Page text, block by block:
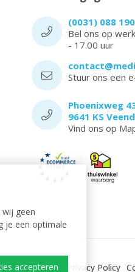
geen
je een optimale
accepteren
(0031) 088
Bel ons op
- 17.00 uur
Stuur ons een
Phoenixweg
9641 KS
Vind ons op
Disclaimer Privacy Policy